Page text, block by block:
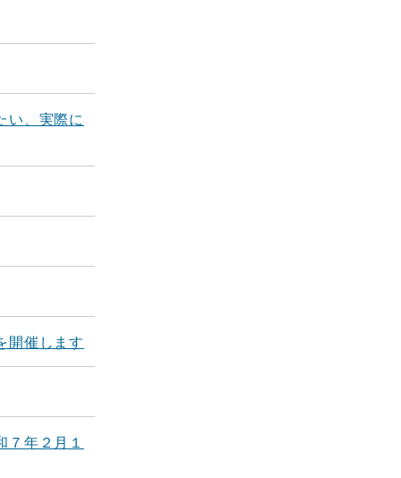
い、実際に
開催します
年２月１